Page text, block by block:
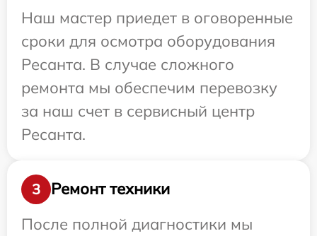
Наш мастер приедет в оговоренные
сроки для осмотра оборудования
Ресанта. В случае сложного
ремонта мы обеспечим перевозку
за наш счет в сервисный центр
Ресанта.
3
Ремонт техники
После полной диагностики мы